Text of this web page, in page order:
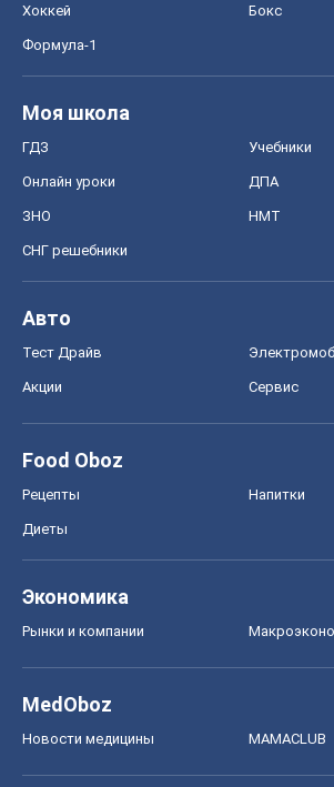
Хоккей Бокс
Формула-1
Моя школа
ГДЗ Учебники
Онлайн уроки ДПА
ЗНО НМТ
СНГ решебники
Авто
Тест Драйв
Акции Сервис
Food Oboz
Рецепты Напитки
Диеты
Экономика
Рынки и компании
MedOboz
Новости медицины MAMACLUB